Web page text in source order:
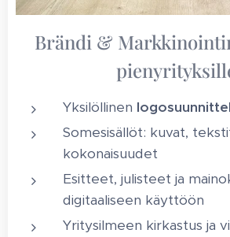
Brändi &
Yksilöllinen
Somesisällöt: kuvat,
kokonaisuudet
Esitteet, julisteet ja
digitaaliseen käyttöön
Yritysilmeen kirkastus ja